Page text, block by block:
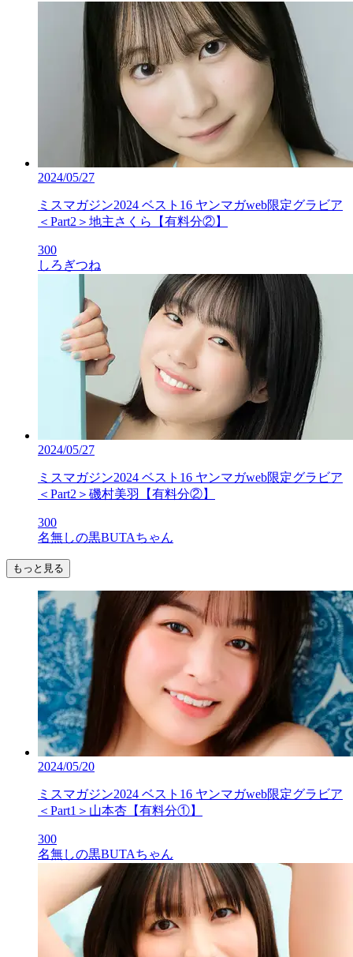
2024/05/27
ミスマガジン2024 ベスト16 ヤンマガweb限定グラビア
＜Part2＞地主さくら【有料分②】
300
しろぎつね
2024/05/27
ミスマガジン2024 ベスト16 ヤンマガweb限定グラビア
＜Part2＞磯村美羽【有料分②】
300
名無しの黒BUTAちゃん
もっと見る
2024/05/20
ミスマガジン2024 ベスト16 ヤンマガweb限定グラビア
＜Part1＞山本杏【有料分①】
300
名無しの黒BUTAちゃん